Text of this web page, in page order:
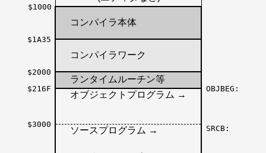
$1000
コンパイラ本体
$1A35
コンパイラワーク
$2000
ランタイムルーチン等
$216F OBJBEG:
オブジェクトプログラム →
$3000
ソースプログラム → SRCB: